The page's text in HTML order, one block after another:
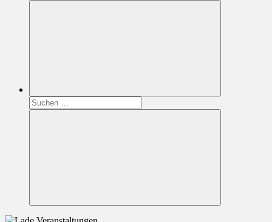
Suchen
nach:
Suchen